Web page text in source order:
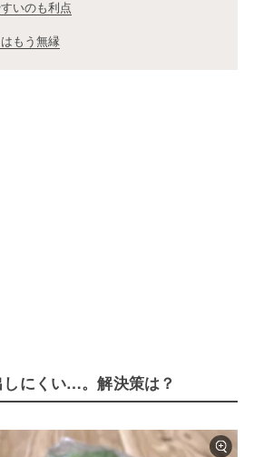
いのも利点
もう無縁
にくい…。解決策は？